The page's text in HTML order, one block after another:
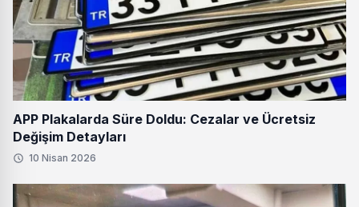
APP Plakalarda Süre Doldu: Cezalar ve Ücretsiz
Değişim Detayları
10 Nisan 2026